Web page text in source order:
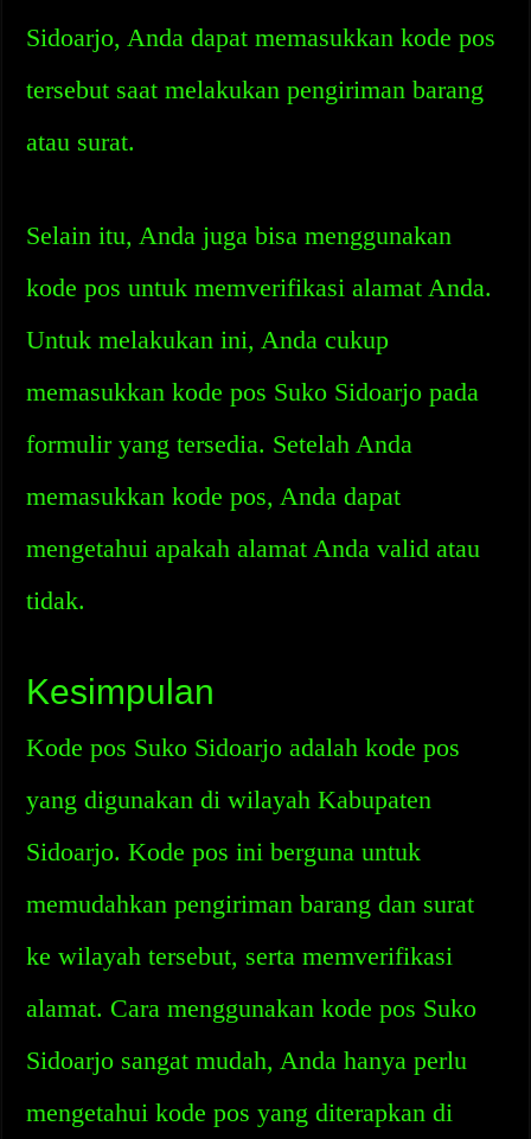
Sidoarjo, Anda dapat memasukkan kode pos
tersebut saat melakukan pengiriman barang
atau surat.
Selain itu, Anda juga bisa menggunakan
kode pos untuk memverifikasi alamat Anda.
Untuk melakukan ini, Anda cukup
memasukkan kode pos Suko Sidoarjo pada
formulir yang tersedia. Setelah Anda
memasukkan kode pos, Anda dapat
mengetahui apakah alamat Anda valid atau
tidak.
Kesimpulan
Kode pos Suko Sidoarjo adalah kode pos
yang digunakan di wilayah Kabupaten
Sidoarjo. Kode pos ini berguna untuk
memudahkan pengiriman barang dan surat
ke wilayah tersebut, serta memverifikasi
alamat. Cara menggunakan kode pos Suko
Sidoarjo sangat mudah, Anda hanya perlu
mengetahui kode pos yang diterapkan di